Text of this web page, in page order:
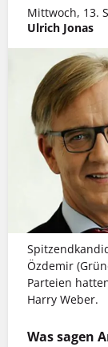
Mittwoch, 13.
Ulrich Jonas
Özdemir
Parteien
Harry Weber.
Was sagen